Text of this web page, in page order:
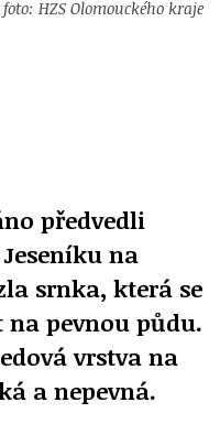
foto: HZS Olomouckého kraje
předvedli
na
srnka, která se
pevnou půdu.
vrstva na
a nepevná.